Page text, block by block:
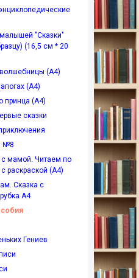
"Сказки"
(16,5 см * 20
(А4)
(А4)
принца (А4)
сказки
№8
мамой. Читаем по
раскраской (А4)
Сказка с
А4
Гениев